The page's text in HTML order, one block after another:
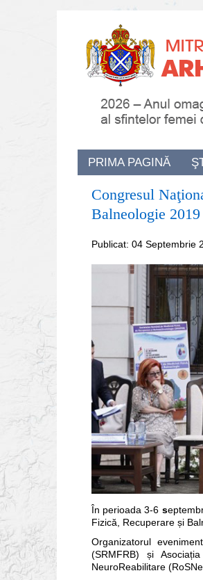
PRIMA PAGINĂ
Congresul
Balneologie 2019
Publicat: 04 Septembrie
În perioada 3-6 s
Fizică, Recuperare și
Organizatorul
(SRMFRB) și
NeuroReabilitare